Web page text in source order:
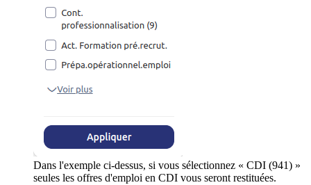
Dans l'exemple ci-dessus, si vous sélectionnez « CDI (941) »
seules les offres d'emploi en CDI vous seront restituées.